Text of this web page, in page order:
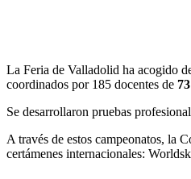
La Feria de Valladolid ha acogido
coordinados por 185 docentes de
Se desarrollaron pruebas
A través de estos campeonatos, la
certámenes internacionales: